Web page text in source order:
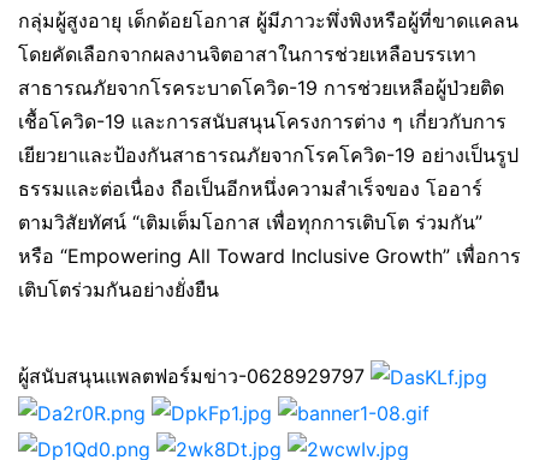
กลุ่มผู้สูงอายุ เด็กด้อยโอกาส ผู้มีภาวะพึ่งพิงหรือผู้ที่ขาดแคลน
โดยคัดเลือกจากผลงานจิตอาสาในการช่วยเหลือบรรเทา
สาธารณภัยจากโรคระบาดโควิด-19 การช่วยเหลือผู้ป่วยติด
เชื้อโควิด-19 และการสนับสนุนโครงการต่าง ๆ เกี่ยวกับการ
เยียวยาและป้องกันสาธารณภัยจากโรคโควิด-19 อย่างเป็นรูป
ธรรมและต่อเนื่อง ถือเป็นอีกหนึ่งความสำเร็จของ โออาร์
ตามวิสัยทัศน์ “เติมเต็มโอกาส เพื่อทุกการเติบโต ร่วมกัน”
หรือ “Empowering All Toward Inclusive Growth” เพื่อการ
เติบโตร่วมกันอย่างยั่งยืน
ผู้สนับสนุนแพลตฟอร์มข่าว-0628929797